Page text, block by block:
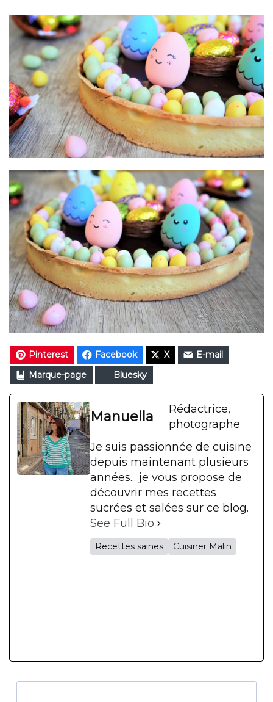
Pinterest Facebook X
E-mail
Marque-page
Bluesky
Manuella
Rédactrice,
photographe
Je suis passionnée de cuisine
depuis maintenant plusieurs
années... je vous propose de
découvrir mes recettes
sucrées et salées sur ce blog.
See Full Bio
Recettes saines Cuisiner Malin